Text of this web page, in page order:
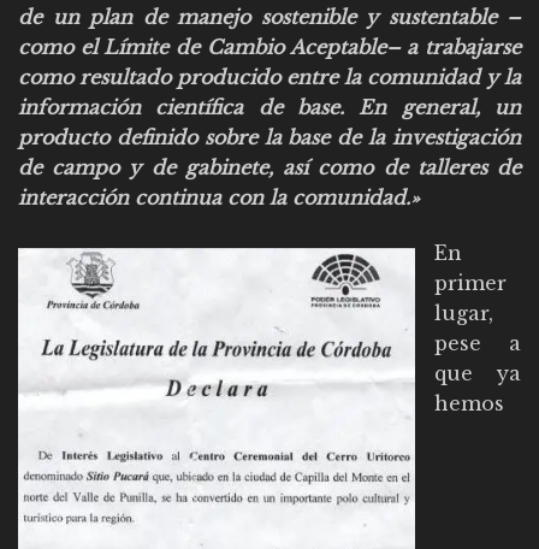
de un plan de manejo sostenible y sustentable –
como el Límite de Cambio Aceptable– a trabajarse
como resultado producido entre la comunidad y la
información científica de base. En general, un
producto definido sobre la base de la investigación
de campo y de gabinete, así como de talleres de
interacción continua con la comunidad.»
En
primer
lugar,
pese a
que ya
hemos